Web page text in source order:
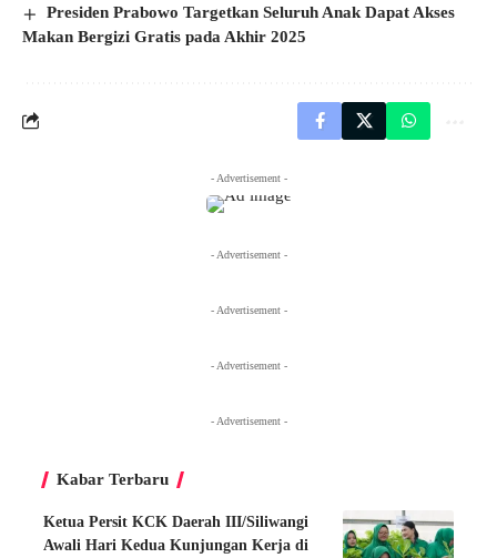
Presiden Prabowo Targetkan Seluruh Anak Dapat Akses
Makan Bergizi Gratis pada Akhir 2025
- Advertisement -
- Advertisement -
- Advertisement -
- Advertisement -
- Advertisement -
Kabar Terbaru
Ketua Persit KCK Daerah III/Siliwangi
Awali Hari Kedua Kunjungan Kerja di